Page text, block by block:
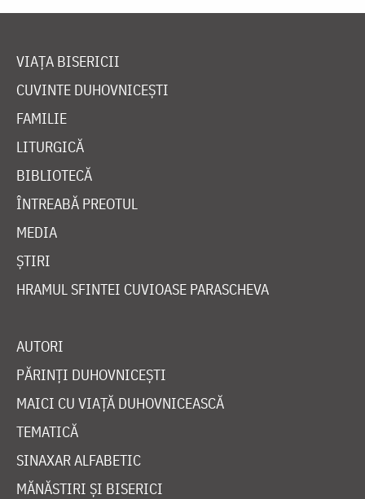
VIAȚA BISERICII
CUVINTE DUHOVNICEȘTI
FAMILIE
LITURGICĂ
BIBLIOTECĂ
ÎNTREABĂ PREOTUL
MEDIA
ȘTIRI
HRAMUL SFINTEI CUVIOASE PARASCHEVA
AUTORI
PĂRINȚI DUHOVNICEȘTI
MAICI CU VIAȚĂ DUHOVNICEASCĂ
TEMATICĂ
SINAXAR ALFABETIC
MĂNĂSTIRI ȘI BISERICI